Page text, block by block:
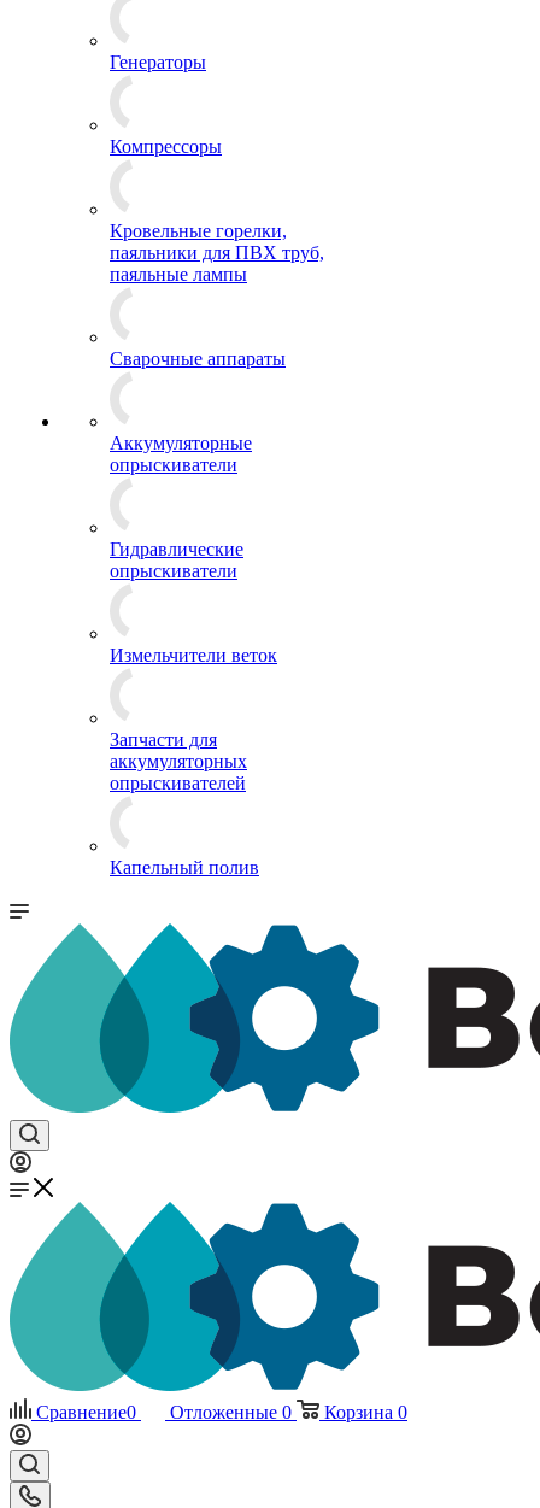
Генераторы
Компрессоры
Кровельные горелки,
паяльники для ПВХ труб,
паяльные лампы
Сварочные аппараты
Аккумуляторные
опрыскиватели
Гидравлические
опрыскиватели
Измельчители веток
Запчасти для
аккумуляторных
опрыскивателей
Капельный полив
Сравнение0 Отложенные 0 Корзина 0